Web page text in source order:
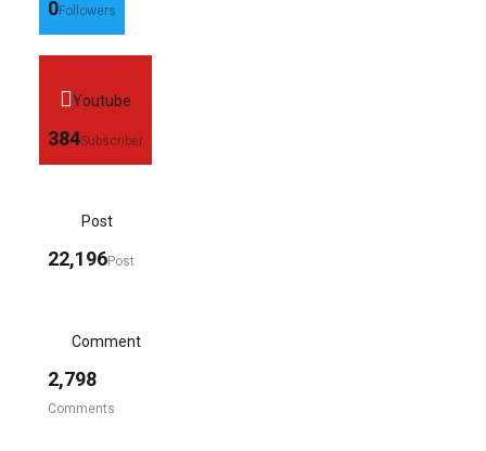
0Followers
Youtube
384Subscriber
Post
22,196Post
Comment
2,798
Comments